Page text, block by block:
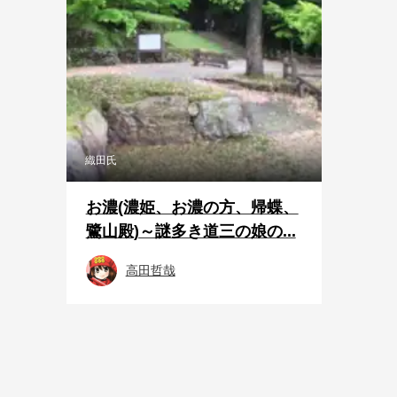
織田氏
お濃(濃姫、お濃の方、帰蝶、
鷺山殿)～謎多き道三の娘の...
高田哲哉